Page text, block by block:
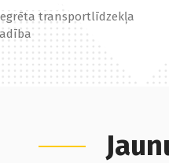
transportlīdzekļa